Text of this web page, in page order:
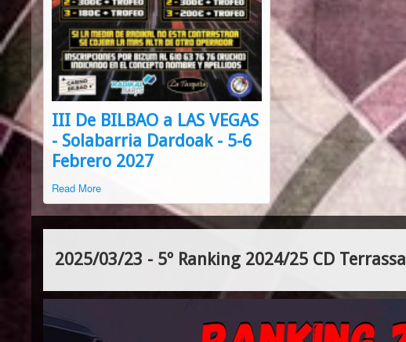
III De BILBAO a LAS VEGAS
- Solabarria Dardoak - 5-6
Febrero 2027
Read More
2025/03/23 - 5º Ranking 2024/25 CD Terrassa